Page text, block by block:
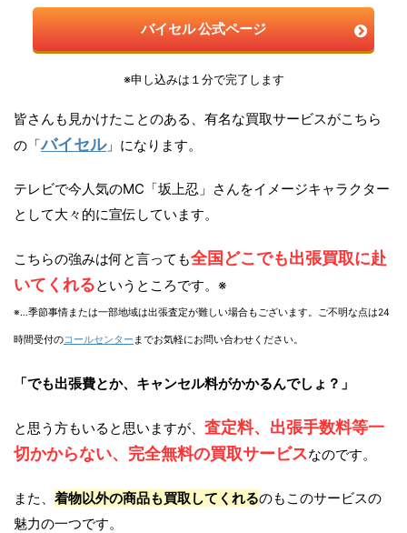
バイセル 公式ページ
※申し込みは１分で完了します
皆さんも見かけたことのある、有名な買取サービスがこちら
の「バイセル」になります。
テレビで今人気のMC「坂上忍」さんをイメージキャラクター
として大々的に宣伝しています。
こちらの強みは何と言っても全国どこでも出張買取に赴
いてくれるというところです。※
※…季節事情または一部地域は出張査定が難しい場合もございます。ご不明な点は24
時間受付のコールセンター までお気軽にお問い合わせください。
「でも出張費とか、キャンセル料がかかるんでしょ？」
と思う方もいると思いますが、 査定料、出張手数料等一
切かからない、完全無料の買取サービスなのです。
また、 着物以外の商品も買取してくれるのもこのサービスの
魅力の一つです。